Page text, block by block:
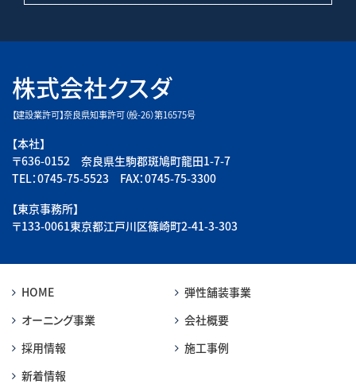
株式会社クスダ
【建設業許可】奈良県知事許可（般-26）第16575号
【本社】
〒636-0152 奈良県生駒郡斑鳩町龍田1-7-7
TEL：0745-75-5523 FAX：0745-75-3300
【東京事務所】
〒133-0061東京都江戸川区篠崎町2-41-3-303
HOME
弾性舗装事業
オーニング事業
会社概要
採用情報
施工事例
新着情報